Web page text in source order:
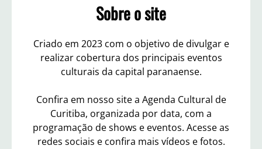
Sobre o site
Criado em 2023 com o objetivo de divulgar e
realizar cobertura dos principais eventos
culturais da capital paranaense.
Confira em nosso site a Agenda Cultural de
Curitiba, organizada por data, com a
programação de shows e eventos. Acesse as
redes sociais e confira mais vídeos e fotos.